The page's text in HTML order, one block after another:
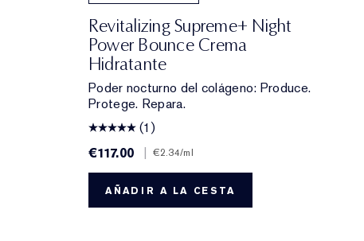
Revitalizing Supreme+ Night
Power Bounce Crema
Hidratante
Poder nocturno del colágeno: Produce.
Protege. Repara.
(1)
€117.00
€2.34/ml
AÑADIR A LA CESTA